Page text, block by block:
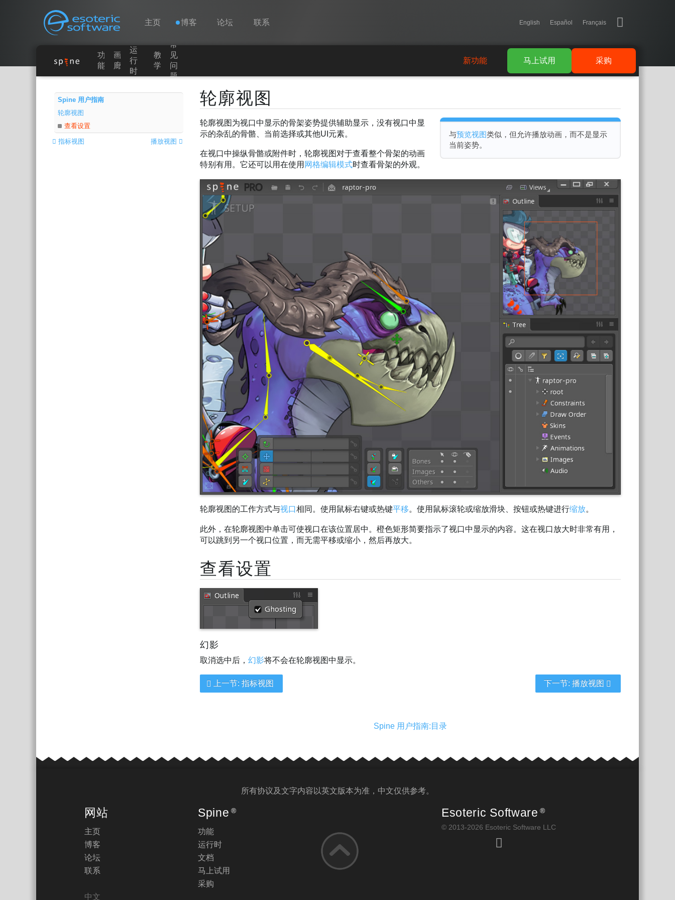
Esoteric Software
Navigation
主页 博客 论坛 联系 English Español Français
运行时
常见问题
马上试用
功
能
画
廊
运
行
时
教
学
常
见
问
题
采购
马上试用
新功能
Main Content
Spine 用户指南
轮廓视图
查看设置
播放视图
指标视图
轮廓视图
与预览视图类似，但允许播放动画，而不是显示
当前姿势。
轮廓视图为视口中显示的骨架姿势提供辅助显示，没有视口中显
示的杂乱的骨骼、当前选择或其他UI元素。
在视口中操纵骨骼或附件时，轮廓视图对于查看整个骨架的动画
特别有用。它还可以用在使用 网格编辑模式时查看骨架的外观。
轮廓视图的工作方式与视口相同。使用鼠标右键或热键平移。使用鼠标滚轮或缩放滑块、按钮或热键进行缩放。
此外，在轮廓视图中单击可使视口在该位置居中。橙色矩形简要指示了视口中显示的内容。这在视口放大时非常有用，
可以跳到另一个视口位置，而无需平移或缩小，然后再放大。
查看设置
幻影
取消选中后，幻影将不会在轮廓视图中显示。
下一节: 播放视图
上一节: 指标视图
Spine 用户指南:目录
所有协议及文字内容以英文版本为准，中文仅供参考。
网站
主页
博客
论坛
联系
中文
Spine ®
功能
运行时
文档
马上试用
采购
Esoteric Software ®
© 2013-2026 Esoteric Software LLC